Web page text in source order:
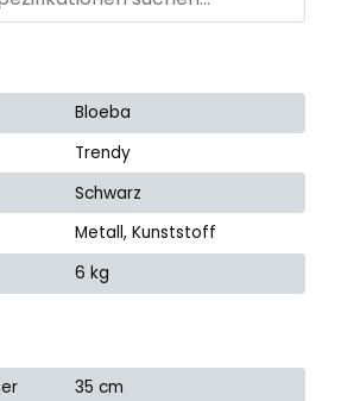
Bloeba
Trendy
Schwarz
Metall, Kunststoff
6 kg
35 cm